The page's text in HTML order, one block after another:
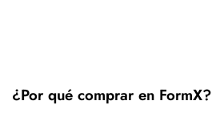
¿Por qué comprar en FormX?